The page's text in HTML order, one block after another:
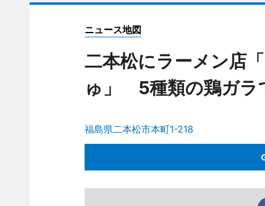
ニュース地図
二本松にラーメン店
ゅ」 5種類の鶏ガラ
福島県二本松市本町1-218